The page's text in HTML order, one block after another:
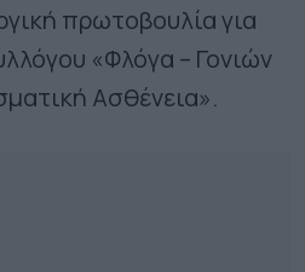
πρωτοβουλία για
«Φλόγα – Γονιών
Ασθένεια».